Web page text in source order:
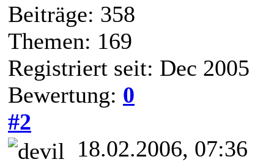
Beiträge: 358
Themen: 169
Registriert seit: Dec 2005
Bewertung: 0
#2
18.02.2006, 07:36